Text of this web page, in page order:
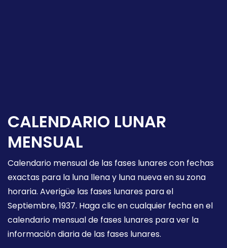
CALENDARIO LUNAR
MENSUAL
Calendario mensual de las fases lunares con fechas
exactas para la luna llena y luna nueva en su zona
horaria. Averigüe las fases lunares para el
Septiembre, 1937. Haga clic en cualquier fecha en el
calendario mensual de fases lunares para ver la
información diaria de las fases lunares.